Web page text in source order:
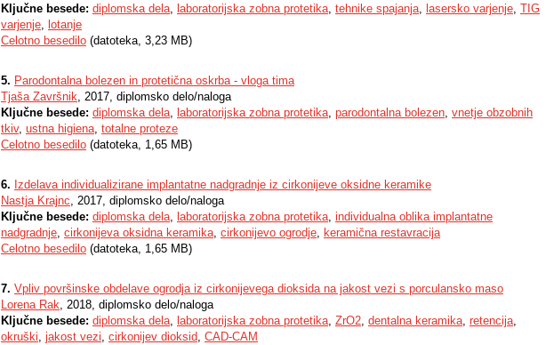
Ključne besede: diplomska dela, laboratorijska zobna protetika, tehnike spajanja, lasersko varjenje, TIG
varjenje, lotanje
Celotno besedilo (datoteka, 3,23 MB)
5. Parodontalna bolezen in protetična oskrba - vloga tima
Tjaša Završnik, 2017, diplomsko delo/naloga
Ključne besede: diplomska dela, laboratorijska zobna protetika, parodontalna bolezen, vnetje obzobnih
tkiv, ustna higiena, totalne proteze
Celotno besedilo (datoteka, 1,65 MB)
6. Izdelava individualizirane implantatne nadgradnje iz cirkonijeve oksidne keramike
Nastja Krajnc, 2017, diplomsko delo/naloga
Ključne besede: diplomska dela, laboratorijska zobna protetika, individualna oblika implantatne
nadgradnje, cirkonijeva oksidna keramika, cirkonijevo ogrodje, keramična restavracija
Celotno besedilo (datoteka, 1,65 MB)
7. Vpliv površinske obdelave ogrodja iz cirkonijevega dioksida na jakost vezi s porculansko maso
Lorena Rak, 2018, diplomsko delo/naloga
Ključne besede: diplomska dela, laboratorijska zobna protetika, ZrO2, dentalna keramika, retencija,
okruški, jakost vezi, cirkonijev dioksid, CAD-CAM